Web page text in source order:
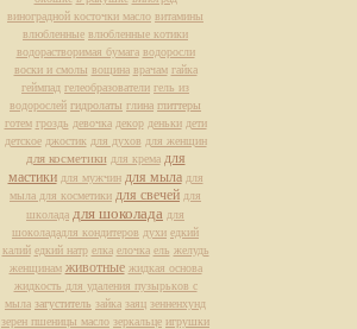
виноградной косточки масло витамины
влюбленные влюбленные котики
водорастворимая бумага водоросли
воски и смолы вощина врачам гайка
геймпад гелеобразователи гель из
водорослей гидролаты глина глиттеры
готем гроздь девочка декор деньки дети
детское джостик для духов для женщин
для косметики для крема для
мастики для мужчин для мыла для
мыла для косметики для свечей для
школада для шоколада для
шоколададля кондитеров духи едкий
калий едкий натр елка елочка ель желудь
женщинам животные жидкая основа
жидкость для удаления пузырьков с
мыла загуститель зайка заяц зенненхунд
зерен пшеницы масло зеркальце игрушки